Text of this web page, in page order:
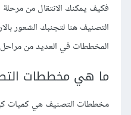
فكيف يمكنك الانتقال من
التصنيف هنا لتجنبك الشعور
المخططات في العديد من مراحل
ما هي مخططات
مخططات التصنيف هي كميات